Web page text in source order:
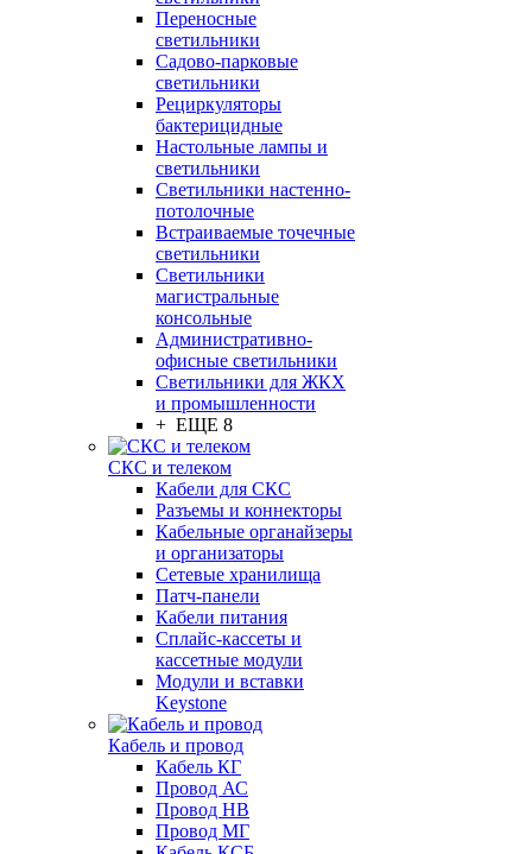
Переносные
светильники
Садово-парковые
светильники
Рециркуляторы
бактерицидные
Настольные лампы и
светильники
Светильники настенно-
потолочные
Встраиваемые точечные
светильники
Светильники
магистральные
консольные
Административно-
офисные светильники
Светильники для ЖКХ
и промышленности
+ ЕЩЕ 8
СКС и телеком
Кабели для СКС
Разъемы и коннекторы
Кабельные органайзеры
и организаторы
Сетевые хранилища
Патч-панели
Кабели питания
Сплайс-кассеты и
кассетные модули
Модули и вставки
Keystone
Кабель и провод
Кабель КГ
Провод АС
Провод НВ
Провод МГ